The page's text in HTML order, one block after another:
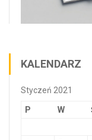
KALENDARZ
Styczeń 2021
P W